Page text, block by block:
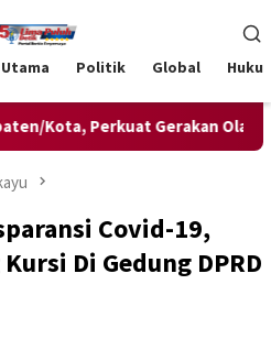
Politik Global
Perkuat Gerakan Olahraga
Covid-19,
Di Gedung DPRD